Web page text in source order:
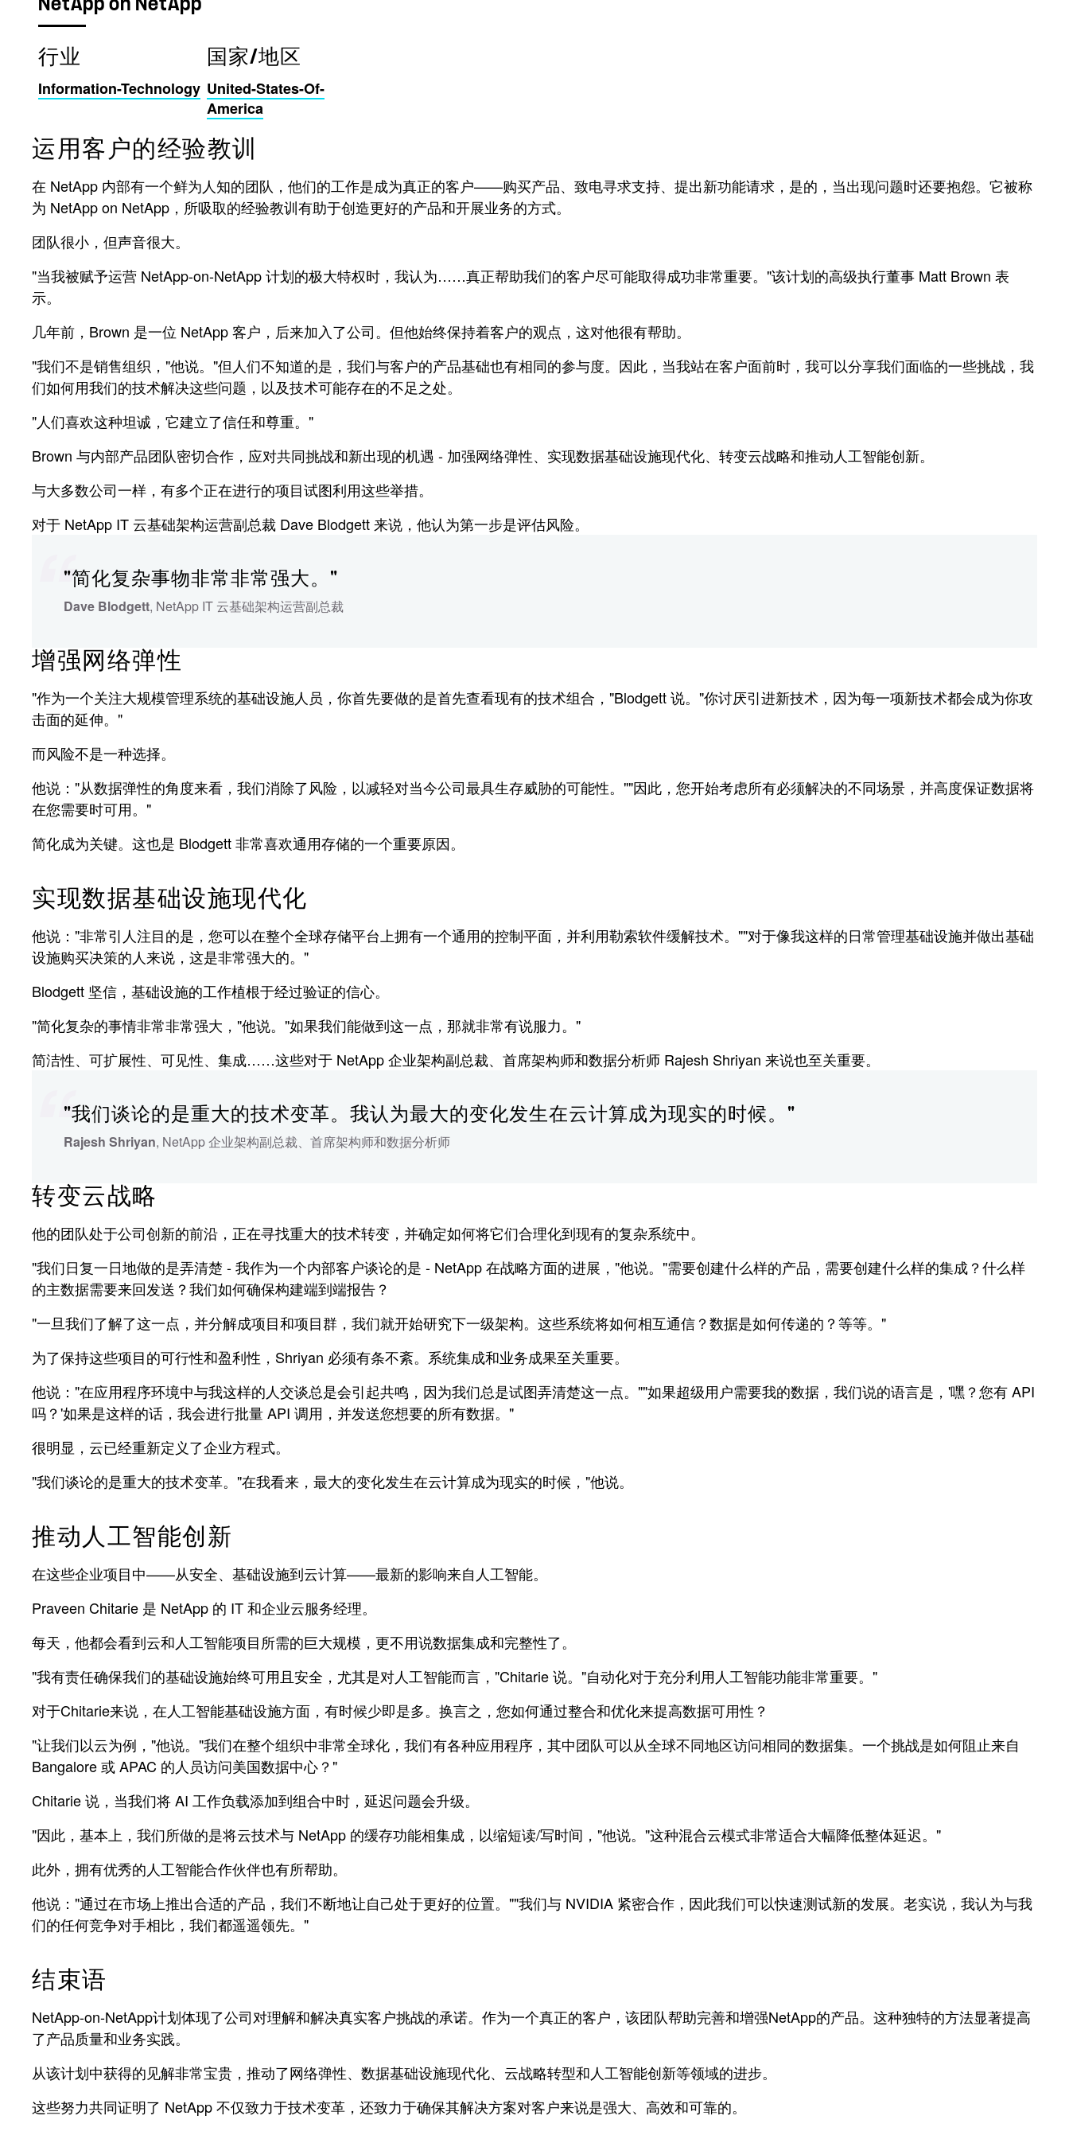
行业
Information-Technology
国家/地区
United-States-Of-
America
运用客户的经验教训
在 NetApp 内部有一个鲜为人知的团队，他们的工作是成为真正的客户——购买产品、致电寻求支持、提出新功能请求，是的，当出现问题时还要抱怨。它被称
为 NetApp on NetApp，所吸取的经验教训有助于创造更好的产品和开展业务的方式。
团队很小，但声音很大。
"当我被赋予运营 NetApp-on-NetApp 计划的极大特权时，我认为……真正帮助我们的客户尽可能取得成功非常重要。"该计划的高级执行董事 Matt Brown 表
示。
几年前，Brown 是一位 NetApp 客户，后来加入了公司。但他始终保持着客户的观点，这对他很有帮助。
"我们不是销售组织，"他说。"但人们不知道的是，我们与客户的产品基础也有相同的参与度。因此，当我站在客户面前时，我可以分享我们面临的一些挑战，我
们如何用我们的技术解决这些问题，以及技术可能存在的不足之处。
"人们喜欢这种坦诚，它建立了信任和尊重。"
Brown 与内部产品团队密切合作，应对共同挑战和新出现的机遇 - 加强网络弹性、实现数据基础设施现代化、转变云战略和推动人工智能创新。
与大多数公司一样，有多个正在进行的项目试图利用这些举措。
对于 NetApp IT 云基础架构运营副总裁 Dave Blodgett 来说，他认为第一步是评估风险。
"简化复杂事物非常非常强大。"
Dave Blodgett, NetApp IT 云基础架构运营副总裁
增强网络弹性
"作为一个关注大规模管理系统的基础设施人员，你首先要做的是首先查看现有的技术组合，"Blodgett 说。"你讨厌引进新技术，因为每一项新技术都会成为你攻
击面的延伸。"
而风险不是一种选择。
他说："从数据弹性的角度来看，我们消除了风险，以减轻对当今公司最具生存威胁的可能性。""因此，您开始考虑所有必须解决的不同场景，并高度保证数据将
在您需要时可用。"
简化成为关键。这也是 Blodgett 非常喜欢通用存储的一个重要原因。
实现数据基础设施现代化
他说："非常引人注目的是，您可以在整个全球存储平台上拥有一个通用的控制平面，并利用勒索软件缓解技术。""对于像我这样的日常管理基础设施并做出基础
设施购买决策的人来说，这是非常强大的。"
Blodgett 坚信，基础设施的工作植根于经过验证的信心。
"简化复杂的事情非常非常强大，"他说。"如果我们能做到这一点，那就非常有说服力。"
简洁性、可扩展性、可见性、集成……这些对于 NetApp 企业架构副总裁、首席架构师和数据分析师 Rajesh Shriyan 来说也至关重要。
"我们谈论的是重大的技术变革。我认为最大的变化发生在云计算成为现实的时候。"
Rajesh Shriyan, NetApp 企业架构副总裁、首席架构师和数据分析师
转变云战略
他的团队处于公司创新的前沿，正在寻找重大的技术转变，并确定如何将它们合理化到现有的复杂系统中。
"我们日复一日地做的是弄清楚 - 我作为一个内部客户谈论的是 - NetApp 在战略方面的进展，"他说。"需要创建什么样的产品，需要创建什么样的集成？什么样
的主数据需要来回发送？我们如何确保构建端到端报告？
"一旦我们了解了这一点，并分解成项目和项目群，我们就开始研究下一级架构。这些系统将如何相互通信？数据是如何传递的？等等。"
为了保持这些项目的可行性和盈利性，Shriyan 必须有条不紊。系统集成和业务成果至关重要。
他说："在应用程序环境中与我这样的人交谈总是会引起共鸣，因为我们总是试图弄清楚这一点。""如果超级用户需要我的数据，我们说的语言是，'嘿？您有 API
吗？'如果是这样的话，我会进行批量 API 调用，并发送您想要的所有数据。"
很明显，云已经重新定义了企业方程式。
"我们谈论的是重大的技术变革。"在我看来，最大的变化发生在云计算成为现实的时候，"他说。
推动人工智能创新
在这些企业项目中——从安全、基础设施到云计算——最新的影响来自人工智能。
Praveen Chitarie 是 NetApp 的 IT 和企业云服务经理。
每天，他都会看到云和人工智能项目所需的巨大规模，更不用说数据集成和完整性了。
"我有责任确保我们的基础设施始终可用且安全，尤其是对人工智能而言，"Chitarie 说。"自动化对于充分利用人工智能功能非常重要。"
对于Chitarie来说，在人工智能基础设施方面，有时候少即是多。换言之，您如何通过整合和优化来提高数据可用性？
"让我们以云为例，"他说。"我们在整个组织中非常全球化，我们有各种应用程序，其中团队可以从全球不同地区访问相同的数据集。一个挑战是如何阻止来自
Bangalore 或 APAC 的人员访问美国数据中心？"
Chitarie 说，当我们将 AI 工作负载添加到组合中时，延迟问题会升级。
"因此，基本上，我们所做的是将云技术与 NetApp 的缓存功能相集成，以缩短读/写时间，"他说。"这种混合云模式非常适合大幅降低整体延迟。"
此外，拥有优秀的人工智能合作伙伴也有所帮助。
他说："通过在市场上推出合适的产品，我们不断地让自己处于更好的位置。""我们与 NVIDIA 紧密合作，因此我们可以快速测试新的发展。老实说，我认为与我
们的任何竞争对手相比，我们都遥遥领先。"
结束语
NetApp-on-NetApp计划体现了公司对理解和解决真实客户挑战的承诺。作为一个真正的客户，该团队帮助完善和增强NetApp的产品。这种独特的方法显著提高
了产品质量和业务实践。
从该计划中获得的见解非常宝贵，推动了网络弹性、数据基础设施现代化、云战略转型和人工智能创新等领域的进步。
这些努力共同证明了 NetApp 不仅致力于技术变革，还致力于确保其解决方案对客户来说是强大、高效和可靠的。